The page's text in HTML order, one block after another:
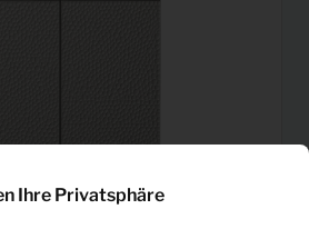
Ihre Privatsphäre